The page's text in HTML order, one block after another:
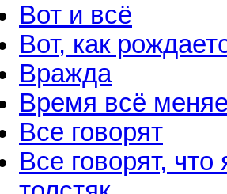
Вот и всё
Вот, как
Вражда
Время всё
Все говорят
Все говорят, что